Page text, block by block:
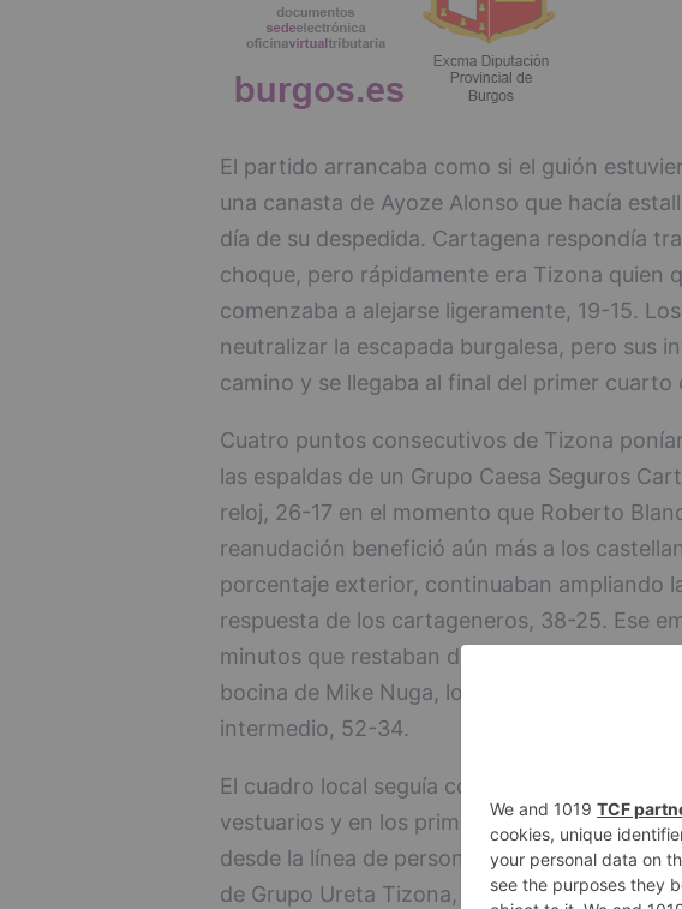
El partido arrancaba como si el guión
una canasta de Ayoze Alonso que hacía
día de su despedida. Cartagena respondía
choque, pero rápidamente era Tizona quien
comenzaba a alejarse ligeramente, 19-15.
neutralizar la escapada burgalesa, pero sus
camino y se llegaba al final del primer cuarto
Cuatro puntos consecutivos de Tizona
las espaldas de un Grupo Caesa Seguros
reloj, 26-17 en el momento que Roberto
reanudación benefició aún más a los
porcentaje exterior, continuaban ampliando
respuesta de los cartageneros, 38-25. Ese
minutos que restaban de primera mitad y,
bocina de Mike Nuga, los de Denís Pombar
intermedio, 52-34.
El cuadro local seguía con una intensidad
vestuarios y en los primeros compases de la
desde la línea de personal, 63-38. El partido
de Grupo Ureta Tizona, pero la necesidad de